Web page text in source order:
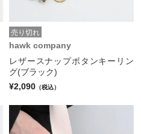
売り切れ
hawk company
レザースナップボタンキーリン
グ(ブラック)
¥2,090 （税込）